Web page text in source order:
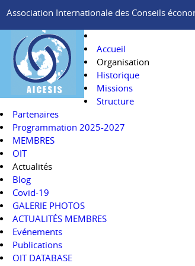
Association Internationale des Conseils
Accueil
Organisation
Historique
Missions
Structure
Partenaires
Programmation 2025-2027
MEMBRES
OIT
Actualités
Blog
Covid-19
GALERIE PHOTOS
ACTUALITÉS MEMBRES
Evénements
Publications
OIT DATABASE